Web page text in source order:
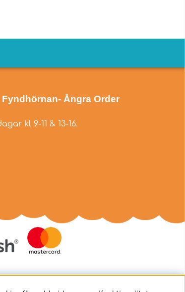
Fyndhörnan- Ångra Order
kl 9-11 & 13-16.